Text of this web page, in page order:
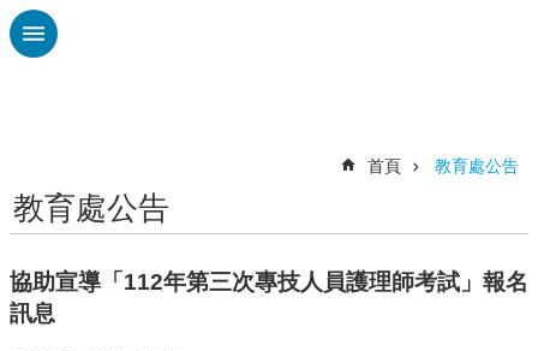
跳到主要內容區塊
認
廣
興
首頁 教育處公告
教育處公告
協助宣導「112年第三次專技人員護理師考試」報名
訊息